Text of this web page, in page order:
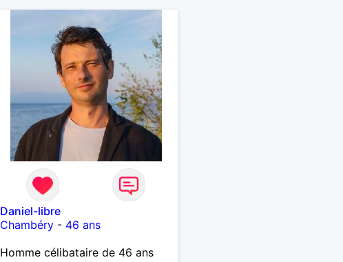
Daniel-libre
Chambéry - 46 ans
Homme célibataire de 46 ans